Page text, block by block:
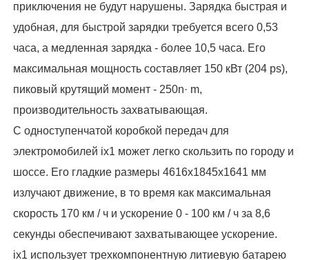
приключения не будут нарушены. Зарядка быстрая и
удобная, для быстрой зарядки требуется всего 0,53
часа, а медленная зарядка - более 10,5 часа. Его
максимальная мощность составляет 150 кВт (204 ps),
пиковый крутящий момент - 250n· m,
производительность захватывающая.
С одноступенчатой коробкой передач для
электромобилей ix1 может легко скользить по городу и
шоссе. Его гладкие размеры 4616x1845x1641 мм
излучают движение, в то время как максимальная
скорость 170 км / ч и ускорение 0 - 100 км / ч за 8,6
секунды обеспечивают захватывающее ускорение.
ix1 использует трехкомпонентную литиевую батарею